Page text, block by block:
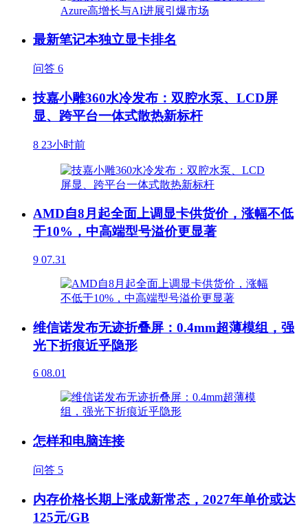
最新笔记本独立显卡排名
问答 6
技嘉小雕360水冷发布：双腔水泵、LCD屏
显、跨平台一体式散热新标杆
8 23小时前
AMD自8月起全面上调显卡供货价，涨幅不低
于10%，中高端型号溢价更显著
9 07.31
维信诺发布无迹折叠屏：0.4mm超薄模组，强
光下折痕近乎隐形
6 08.01
怎样和电脑连接
问答 5
内存价格长期上涨成新常态，2027年单价或达
125元/GB